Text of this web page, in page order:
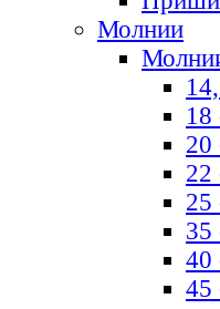
Молнии
18
20
22
25
35
40
45